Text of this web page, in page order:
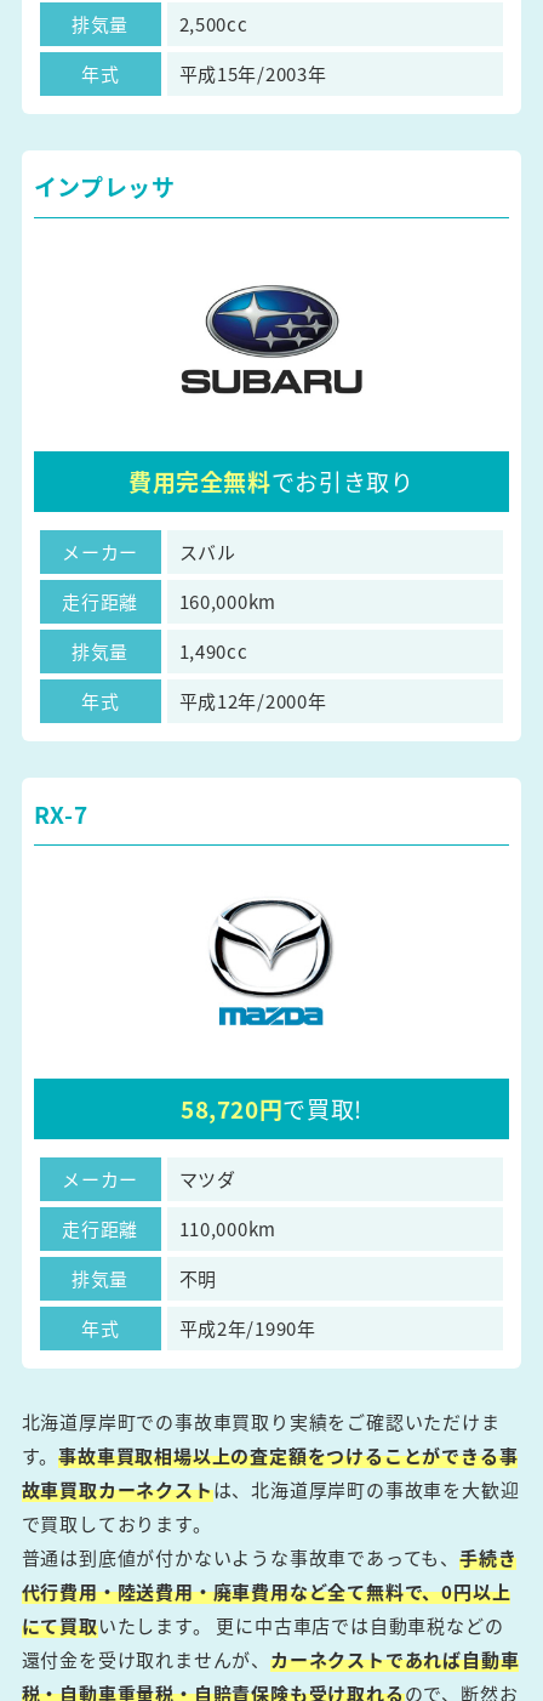
排気量
2,500cc
年式
平成15年/2003年
インプレッサ
費用完全無料でお引き取り
メーカー
スバル
走行距離
160,000km
排気量
1,490cc
年式
平成12年/2000年
RX-7
58,720円で買取!
メーカー
マツダ
走行距離
110,000km
排気量
不明
年式
平成2年/1990年
北海道厚岸町での事故車買取り実績をご確認いただけま
す。事故車買取相場以上の査定額をつけることができる事
故車買取カーネクストは、北海道厚岸町の事故車を大歓迎
で買取しております。
普通は到底値が付かないような事故車であっても、手続き
代行費用・陸送費用・廃車費用など全て無料で、0円以上
にて買取いたします。 更に中古車店では自動車税などの
還付金を受け取れませんが、カーネクストであれば自動車
税・自動車重量税・自賠責保険も受け取れるので、断然お